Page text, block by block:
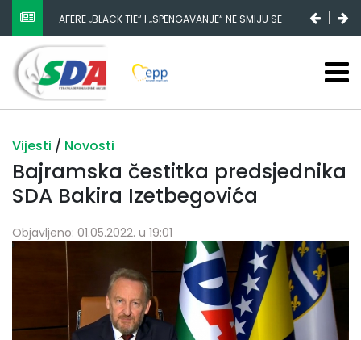
AFERE „BLACK TIE“ I „SPENGAVANJE“ NE SMIJU SE
ZATAŠKATI
Vijesti / Novosti
Bajramska čestitka predsjednika
SDA Bakira Izetbegovića
Objavljeno: 01.05.2022. u 19:01